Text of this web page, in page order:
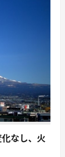
化なし、火